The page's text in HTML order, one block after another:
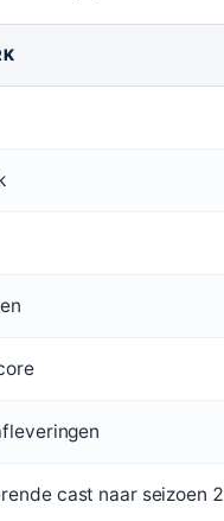
cast naar seizoen 2